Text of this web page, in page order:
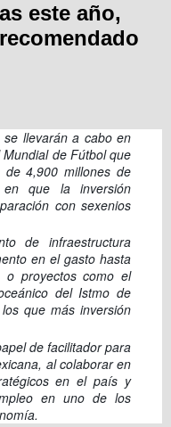
este año,
llevarán a cabo en
de Fútbol que
4,900 millones de
en que la inversión
con sexenios
de infraestructura
en el gasto hasta
o proyectos como el
del Istmo de
que más inversión
de facilitador para
al colaborar en
en el país y
en uno de los